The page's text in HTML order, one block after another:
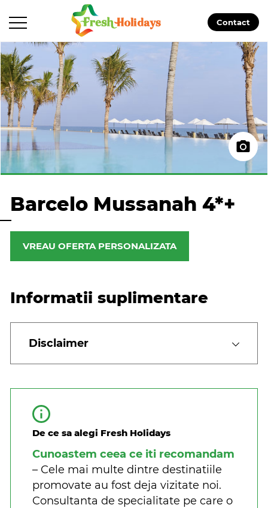
Contact
Barcelo Mussanah 4*+
VREAU OFERTA PERSONALIZATA
Informatii suplimentare
Disclaimer
De ce sa alegi Fresh Holidays
Cunoastem ceea ce iti recomandam
– Cele mai multe dintre destinatiile
promovate au fost deja vizitate noi.
Consultanta de specialitate pe care o